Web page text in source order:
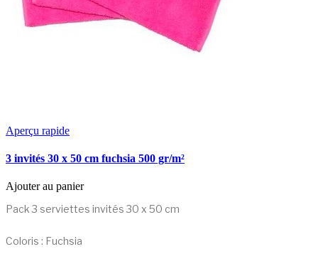
Aperçu rapide
3 invités 30 x 50 cm fuchsia 500 gr/m²
Ajouter au panier
Pack 3 serviettes invités 30 x 50 cm
Coloris : Fuchsia